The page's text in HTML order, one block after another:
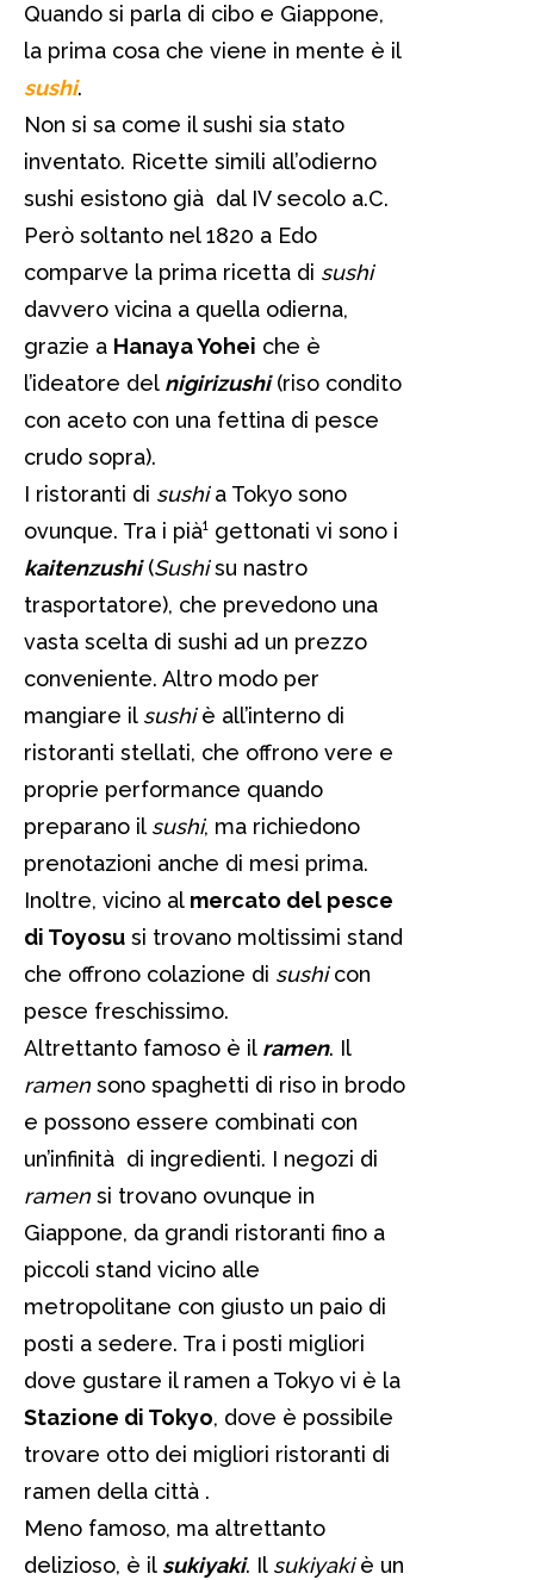
Quando si parla di cibo e Giappone,
la prima cosa che viene in mente è il
sushi.
Non si sa come il sushi sia stato
inventato. Ricette simili all’odierno
sushi esistono già dal IV secolo a.C.
Però soltanto nel 1820 a Edo
comparve la prima ricetta di sushi
davvero vicina a quella odierna,
grazie a Hanaya Yohei che è
l’ideatore del nigirizushi(riso condito
con aceto con una fettina di pesce
crudo sopra).
I ristoranti di sushia Tokyo sono
ovunque. Tra i pià¹ gettonati vi sono i
kaitenzushi(Sushisu nastro
trasportatore), che prevedono una
vasta scelta di sushi ad un prezzo
conveniente. Altro modo per
mangiare il sushiè all’interno di
ristoranti stellati, che offrono vere e
proprie performance quando
preparano il sushi, ma richiedono
prenotazioni anche di mesi prima.
Inoltre, vicino al mercato del pesce
di Toyosu si trovano moltissimi stand
che offrono colazione di sushicon
pesce freschissimo.
Altrettanto famoso è il ramen. Il
ramen sono spaghetti di riso in brodo
e possono essere combinati con
un’infinità di ingredienti. I negozi di
ramen si trovano ovunque in
Giappone, da grandi ristoranti fino a
piccoli stand vicino alle
metropolitane con giusto un paio di
posti a sedere. Tra i posti migliori
dove gustare il ramen a Tokyo vi è la
Stazione di Tokyo, dove è possibile
trovare otto dei migliori ristoranti di
ramen della città .
Meno famoso, ma altrettanto
delizioso, è il sukiyaki. Il sukiyakiè un